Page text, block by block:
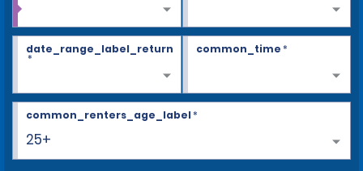
date_range_label_return
*
common_time*
25+
common_renters_age_label*